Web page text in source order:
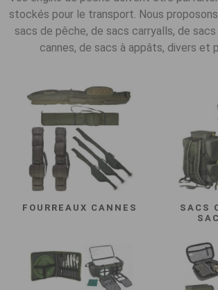
stockés pour le transport. Nous
sacs de pêche, de sacs carryalls, de
cannes, de sacs à appâts, divers et
FOURREAUX CANNES
SACS